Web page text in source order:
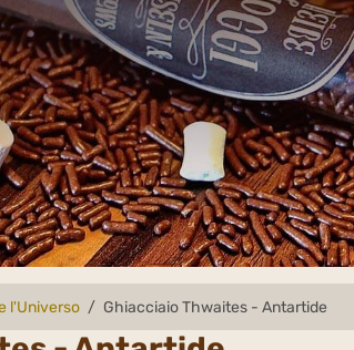
l'Universo Ghiacciaio Thwaites - Antartide